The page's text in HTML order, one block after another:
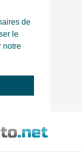
de
le
notre